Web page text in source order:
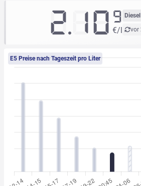
Diesel
vor
2.10 9
€/l
E5 Preise nach Tageszeit pro Liter